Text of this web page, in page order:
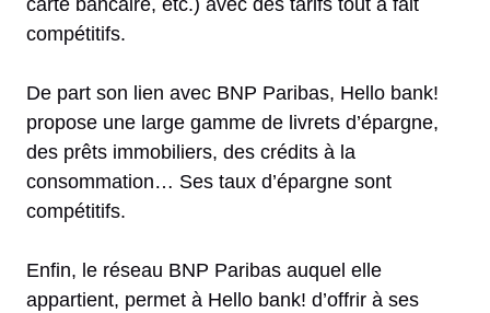
carte bancaire, etc.) avec des tarifs tout à fait
compétitifs.
De part son lien avec BNP Paribas, Hello bank!
propose une large gamme de livrets d’épargne,
des prêts immobiliers, des crédits à la
consommation… Ses taux d’épargne sont
compétitifs.
Enfin, le réseau BNP Paribas auquel elle
appartient, permet à Hello bank! d’offrir à ses